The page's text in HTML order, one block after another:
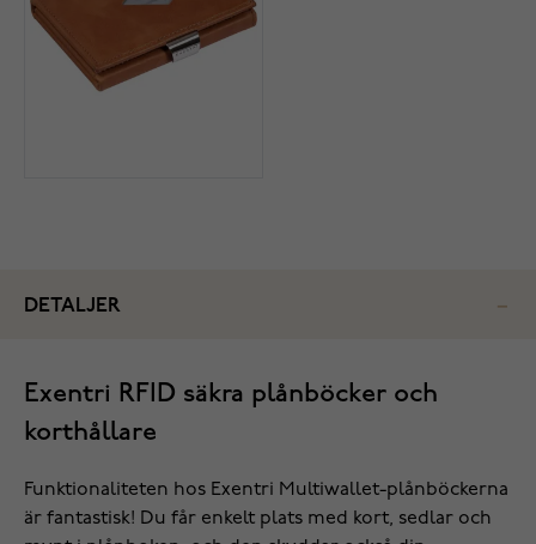
DETALJER
Exentri RFID säkra plånböcker och
korthållare
Funktionaliteten hos Exentri Multiwallet-plånböckerna
är fantastisk! Du får enkelt plats med kort, sedlar och